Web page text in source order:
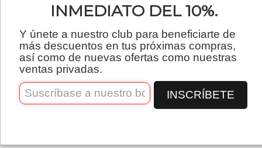
INMEDIATO DEL 10%.
Y únete a nuestro club para beneficiarte de
más descuentos en tus próximas compras,
así como de nuevas ofertas como nuestras
ventas privadas.
INSCRÍBETE